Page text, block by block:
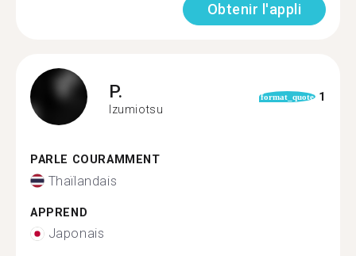
Obtenir l'appli
P.
Izumiotsu
format_quote 1
PARLE COURAMMENT
Thaïlandais
APPREND
Japonais